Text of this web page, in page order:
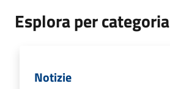
Esplora per categoria
Notizie